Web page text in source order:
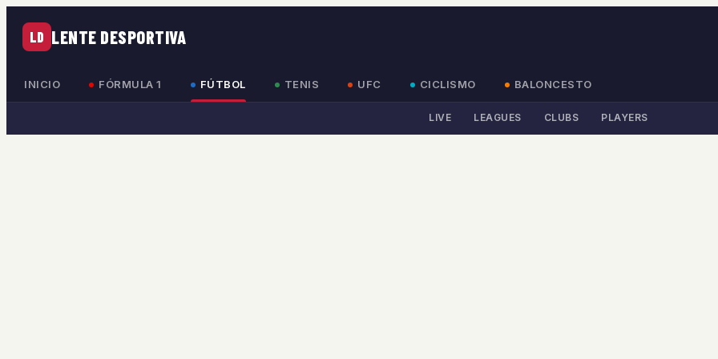
LD LENTE DESPORTIVA
INICIO FÓRMULA 1 FÚTBOL TENIS UFC CICLISMO BALONCESTO
LIVE LEAGUES CLUBS PLAYERS